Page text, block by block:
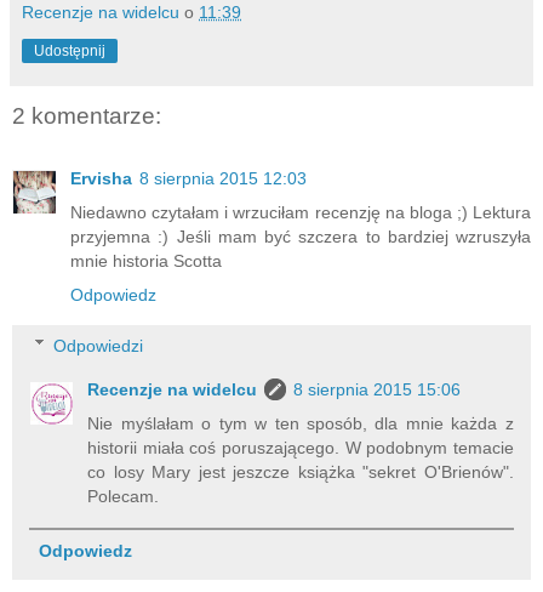
Recenzje na widelcu o 11:39
Udostępnij
2 komentarze:
Ervisha 8 sierpnia 2015 12:03
Niedawno czytałam i wrzuciłam recenzję na bloga ;) Lektura
przyjemna :) Jeśli mam być szczera to bardziej wzruszyła
mnie historia Scotta
Odpowiedz
Odpowiedzi
Recenzje na widelcu
8 sierpnia 2015 15:06
Nie myślałam o tym w ten sposób, dla mnie każda z
historii miała coś poruszającego. W podobnym temacie
co losy Mary jest jeszcze książka "sekret O'Brienów".
Polecam.
Odpowiedz